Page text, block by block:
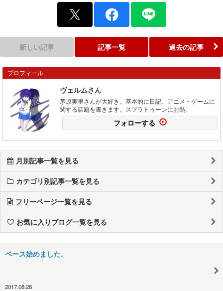
新しい記事 記事一覧 過去の記事
プロフィール
ヴェルムさん
茅原実里さんが大好き。基本的に日記、アニメ・ゲームに
関する話題を書きます。スプラトゥーンにお熱。
フォローする
月別記事一覧を見る
カテゴリ別記事一覧を見る
フリーページ一覧を見る
お気に入りブログ一覧を見る
ベース始めました。
2017.08.28